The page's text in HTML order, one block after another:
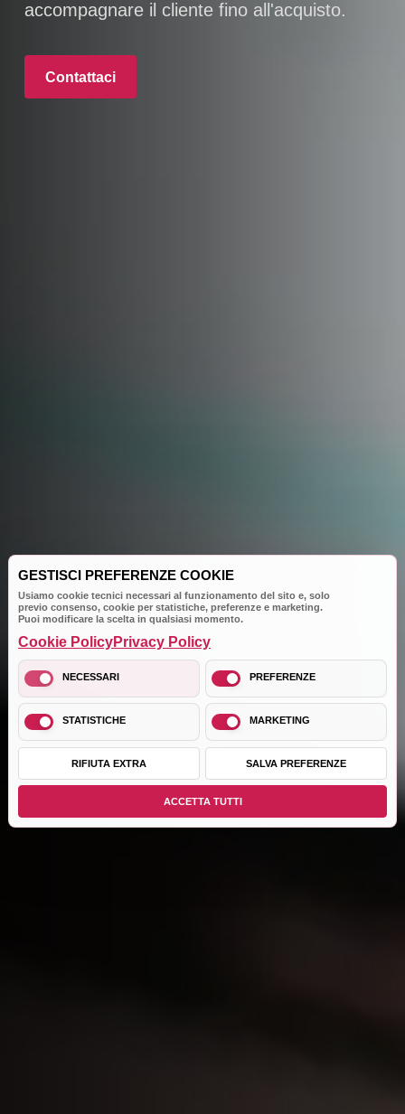
accompagnare il cliente fino all'acquisto.
Contattaci
GESTISCI PREFERENZE COOKIE
Usiamo cookie tecnici necessari al funzionamento del sito e, solo
previo consenso, cookie per statistiche, preferenze e marketing.
Puoi modificare la scelta in qualsiasi momento.
Cookie PolicyPrivacy Policy
NECESSARI PREFERENZE
STATISTICHE MARKETING
RIFIUTA EXTRA SALVA PREFERENZE
ACCETTA TUTTI